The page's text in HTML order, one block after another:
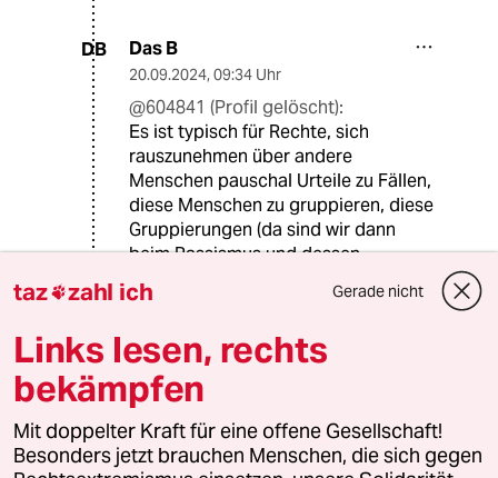
bekommen können (gesundheitliche
Gründe / homosexuelle Paare etc.)
würden sich freuen ein Kind glücklich
aufwachsen zu lassen.
Dabei finde ich die Abwägung was
schwerer wiegt, der Wunsch nach
Schwangerschaftsabbruch oder das
Recht auf Leben viel zu Komplex für
links/rechts Schubladen.
DB Das B
20.09.2024
@604841 (Profil gelöscht):
Es ist typisch für Rechte, sich
rauszunehmen über andere
taz zahl ich Gerade nicht
Links lesen, rechts
bekämpfen
Mit doppelter Kraft für eine offene Gesellschaft!
Besonders jetzt brauchen Menschen, die sich gegen